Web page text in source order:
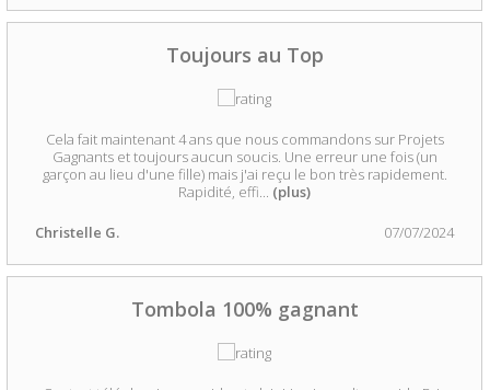
Toujours au Top
Cela fait maintenant 4 ans que nous commandons sur Projets
Gagnants et toujours aucun soucis. Une erreur une fois (un
garçon au lieu d'une fille) mais j'ai reçu le bon très rapidement.
Rapidité, effi... (plus)
Christelle G. 07/07/2024
Tombola 100% gagnant